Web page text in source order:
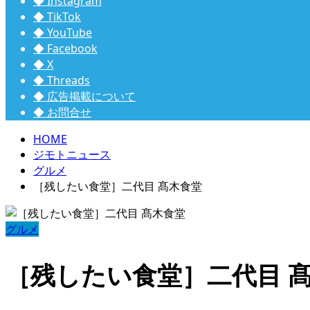
◆ TikTok
◆ YouTube
◆ Facebook
◆ X
◆ Threads
◆ 広告掲載について
◆ お問合せ
HOME
ジモトニュース
グルメ
［残したい食堂］二代目 髙木食堂
グルメ
［残したい食堂］二代目